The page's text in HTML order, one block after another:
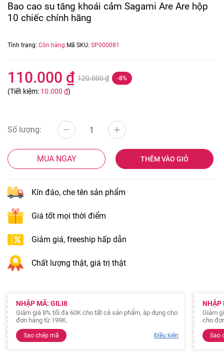
Bao cao su tăng khoái cảm Sagami Are Are hộp
10 chiếc chính hãng
Tình trạng: Còn hàng Mã SKU: SP000081
110.000 ₫ 120.000 ₫ -8%
(Tiết kiệm: 10.000 ₫)
Số lượng:
MUA NGAY THÊM VÀO GIỎ
Kín đáo, che tên sản phẩm
Giá tốt mọi thời điểm
Giảm giá, freeship hấp dẫn
Chất lượng thật, giá trị thật
NHẬP MÃ: GILI8
Giảm giá 8% tối đa 60K cho tất cả sản phẩm, áp dụng cho
đơn hàng từ 199K.
Sao chép mã Điều kiện
NHẬP
Giảm
cho
Sao